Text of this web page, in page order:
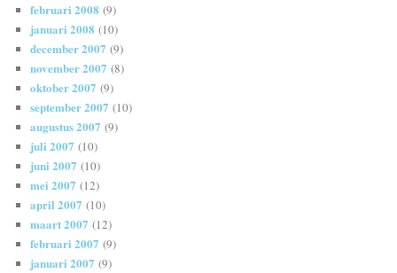
februari 2008 (9)
januari 2008 (10)
december 2007 (9)
november 2007 (8)
oktober 2007 (9)
september 2007 (10)
augustus 2007 (9)
juli 2007 (10)
juni 2007 (10)
mei 2007 (12)
april 2007 (10)
maart 2007 (12)
februari 2007 (9)
januari 2007 (9)